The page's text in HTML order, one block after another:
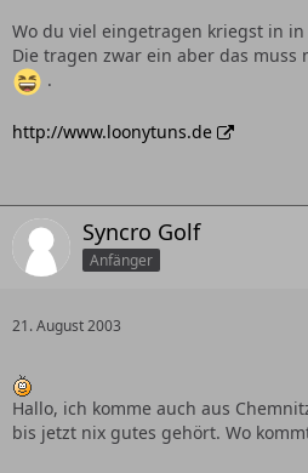
Wo du viel eingetragen kriegst in in
Die tragen zwar ein aber das
.
http://www.loonytuns.de
Syncro Golf
Anfänger
21. August 2003
Hallo, ich komme auch aus
bis jetzt nix gutes gehört. Wo